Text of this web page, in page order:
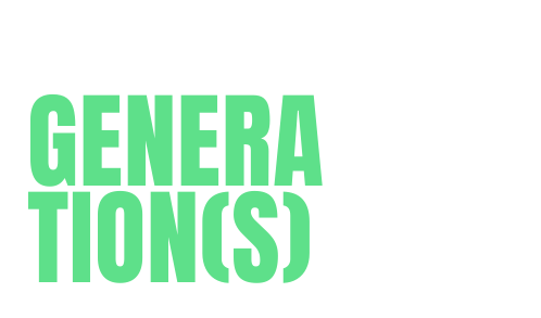
GENERA
TION(S)